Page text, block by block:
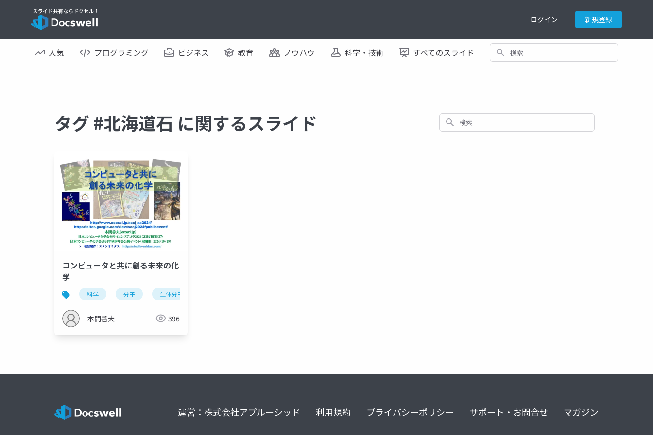
ログイン 新規登録
人気 プログラミング ビジネス 教育 ノウハウ 科学・技術 すべてのスライド 検索
タグ #北海道石 に関するスライド 検索
コンピュータと共に創る未来の化
学
科学 分子 生体分子
本間善夫 396
運営：株式会社アプルーシッド 利用規約 プライバシーポリシー サポート・お問合せ マガジン